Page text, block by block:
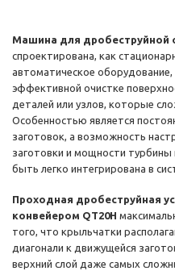
Машина для дробеструйной
спроектирована, как
автоматическое
эффективной очистке
деталей или узлов, которые
Особенностью является
заготовок, а возможность
заготовки и мощности
быть легко интегрирована в
Проходная дробеструйная
конвейером QT20H
того, что крыльчатки
диагонали к движущейся
верхний слой даже самых